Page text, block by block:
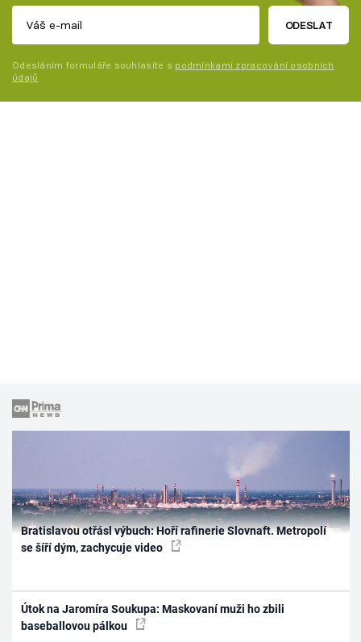
ODESLAT
Odesláním formuláře souhlasíte s podmínkami zpracování osobních
údajů
Bratislavou otřásl výbuch: Hoří rafinerie Slovnaft. Metropolí
se šíří dým, zachycuje video
Útok na Jaromíra Soukupa: Maskovaní muži ho zbili
baseballovou pálkou